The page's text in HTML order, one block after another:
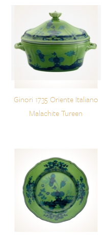
Ginori 1735 Oriente Italiano
Malachite Tureen